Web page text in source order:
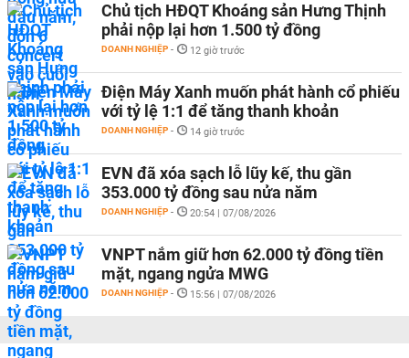
Chủ tịch HĐQT Khoáng sản Hưng Thịnh
phải nộp lại hơn 1.500 tỷ đồng
DOANH NGHIỆP - 12 giờ trước
Điện Máy Xanh muốn phát hành cổ phiếu
với tỷ lệ 1:1 để tăng thanh khoản
DOANH NGHIỆP - 14 giờ trước
EVN đã xóa sạch lỗ lũy kế, thu gần
353.000 tỷ đồng sau nửa năm
DOANH NGHIỆP - 20:54 | 07/08/2026
VNPT nắm giữ hơn 62.000 tỷ đồng tiền
mặt, ngang ngửa MWG
DOANH NGHIỆP - 15:56 | 07/08/2026